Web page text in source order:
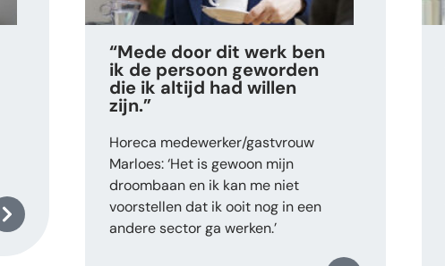
“Mede door dit werk ben
ik de persoon geworden
die ik altijd had willen
zijn.”
Horeca medewerker/gastvrouw
Marloes: ‘Het is gewoon mijn
droombaan en ik kan me niet
voorstellen dat ik ooit nog in een
andere sector ga werken.’